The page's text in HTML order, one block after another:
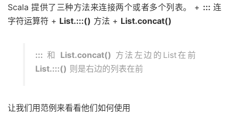
Scala 提供了三种方法来连接两个或者多个列表。 + ::: 连
字符运算符 + List.:::() 方法 + List.concat()
::: 和 List.concat() 方法左边的List在前
List.:::() 则是右边的列表在前
让我们用范例来看看他们如何使用